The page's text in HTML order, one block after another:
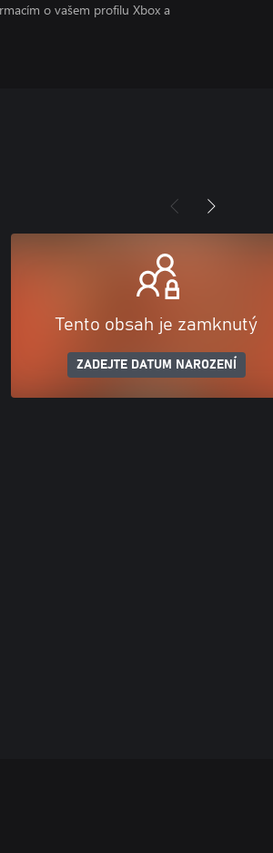
o vašem profilu Xbox a
Tento obsah je zamknutý
ZADEJTE DATUM NAROZENÍ